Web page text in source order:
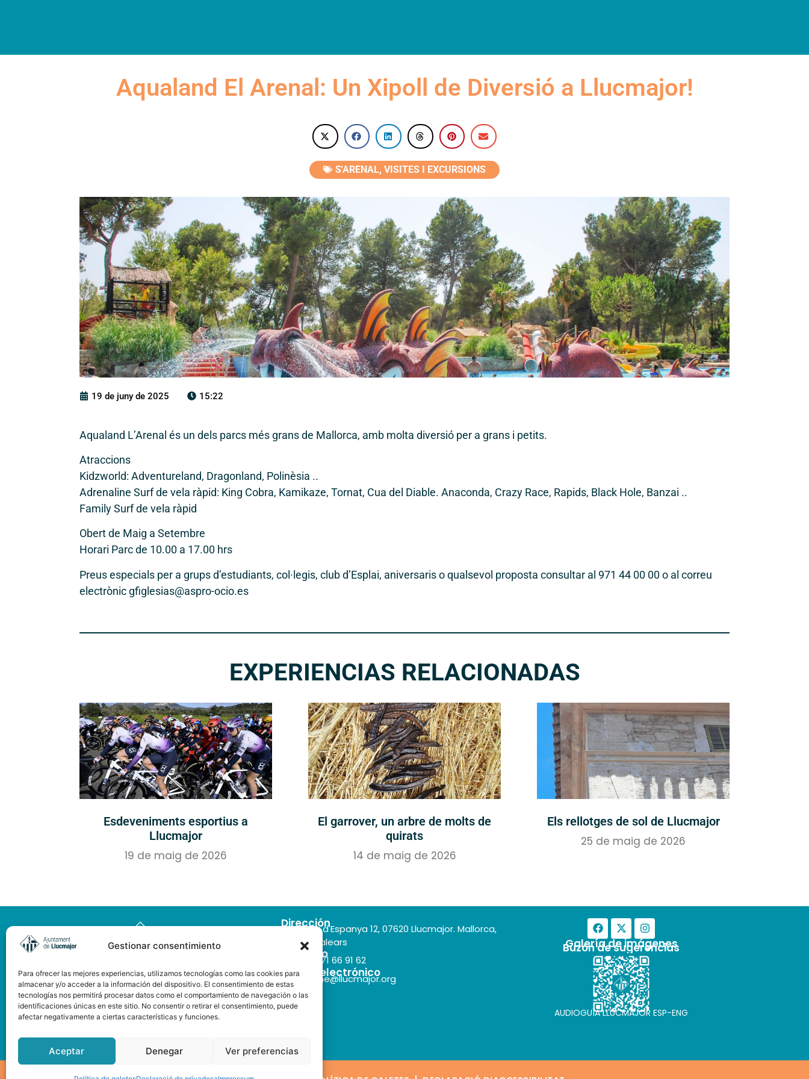
Gestionar consentimiento
Para ofrecer las mejores experiencias, utilizamos tecnologías como las cookies para
almacenar y/o acceder a la información del dispositivo. El consentimiento de estas
tecnologías nos permitirá procesar datos como el comportamiento de navegación o las
identificaciones únicas en este sitio. No consentir o retirar el consentimiento, puede
afectar negativamente a ciertas características y funciones.
Aceptar Denegar Ver preferencias
Aqualand El Arenal: Un Xipoll de Diversió a Llucmajor!
S'ARENAL, VISITES I EXCURSIONS
19 de juny de 2025 15:22
Aqualand L’Arenal és un dels parcs més grans de Mallorca, amb molta diversió per a grans i petits.
Atraccions
Kidzworld: Adventureland, Dragonland, Polinèsia ..
Adrenaline Surf de vela ràpid: King Cobra, Kamikaze, Tornat, Cua del Diable. Anaconda, Crazy Race, Rapids, Black Hole, Banzai ..
Family Surf de vela ràpid
Obert de Maig a Setembre
Horari Parc de 10.00 a 17.00 hrs
Preus especials per a grups d’estudiants, col·legis, club d’Esplai, aniversaris o qualsevol proposta consultar al 971 44 00 00 o al correu
electrònic gfiglesias@aspro-ocio.es
EXPERIENCIAS RELACIONADAS
Esdeveniments esportius a
Llucmajor
19 de maig de 2026
El garrover, un arbre de molts de
quirats
14 de maig de 2026
Els rellotges de sol de Llucmajor
25 de maig de 2026
Pàgina web subvencionada
Dirección
Plaça d'Espanya 12, 07620 Llucmajor. Mallorca,
Illes Balears
Teléfono
+34 971 66 91 62
Correo electrónico
turisme@llucmajor.org
Galería de imágenes
Buzón de sugerencias
AUDIOGUÍA LLUCMAJOR ESP-ENG